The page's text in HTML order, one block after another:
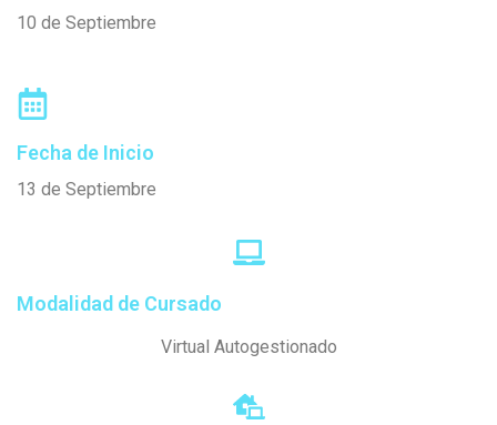
10 de Septiembre
Fecha de Inicio
13 de Septiembre
Modalidad de Cursado
Virtual Autogestionado